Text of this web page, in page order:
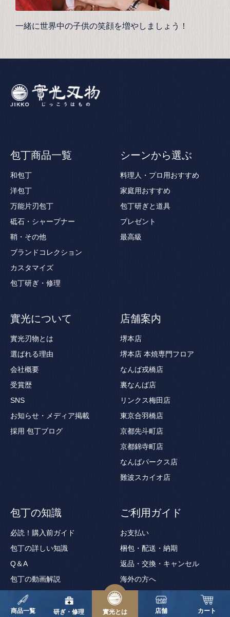
一緒に世界中の子供の笑顔を増やしましょう！
包丁商品一覧
和包丁
洋包丁
万能片刃包丁
砥石・シャープナー
鞘・その他
ブランドコレクション
カスタマイズ
包丁研ぎ・修理
シーンから選ぶ
料理人・プロ用おすすめ
家庭用おすすめ
包丁研ぎと道具
プレゼント
最高級
實光について
實光刃物とは
選ばれる理由
会社概要
受賞歴
SNS
お知らせ・メディア掲載
採用 包丁ブログ
店舗案内
堺本店
堺本店 本焼専門フロア
なんば戎橋店
裏なんば店
リンクス梅田店
東京合羽橋店
京都先斗町店
京都錦寺町店
なんばパークス店
難波スカイオ店
包丁の知識
必読！購入前ガイド
包丁の詳しい知識
Q＆A
包丁の動画解説
包丁用語集
ご利用ガイド
お支払い
梱包・配送・納期
返品・交換・キャンセル
海外の方へ
ギフトサービス
ギフト券の使い方
商品一覧 研ぎ・修理 實光とは 店舗 カート